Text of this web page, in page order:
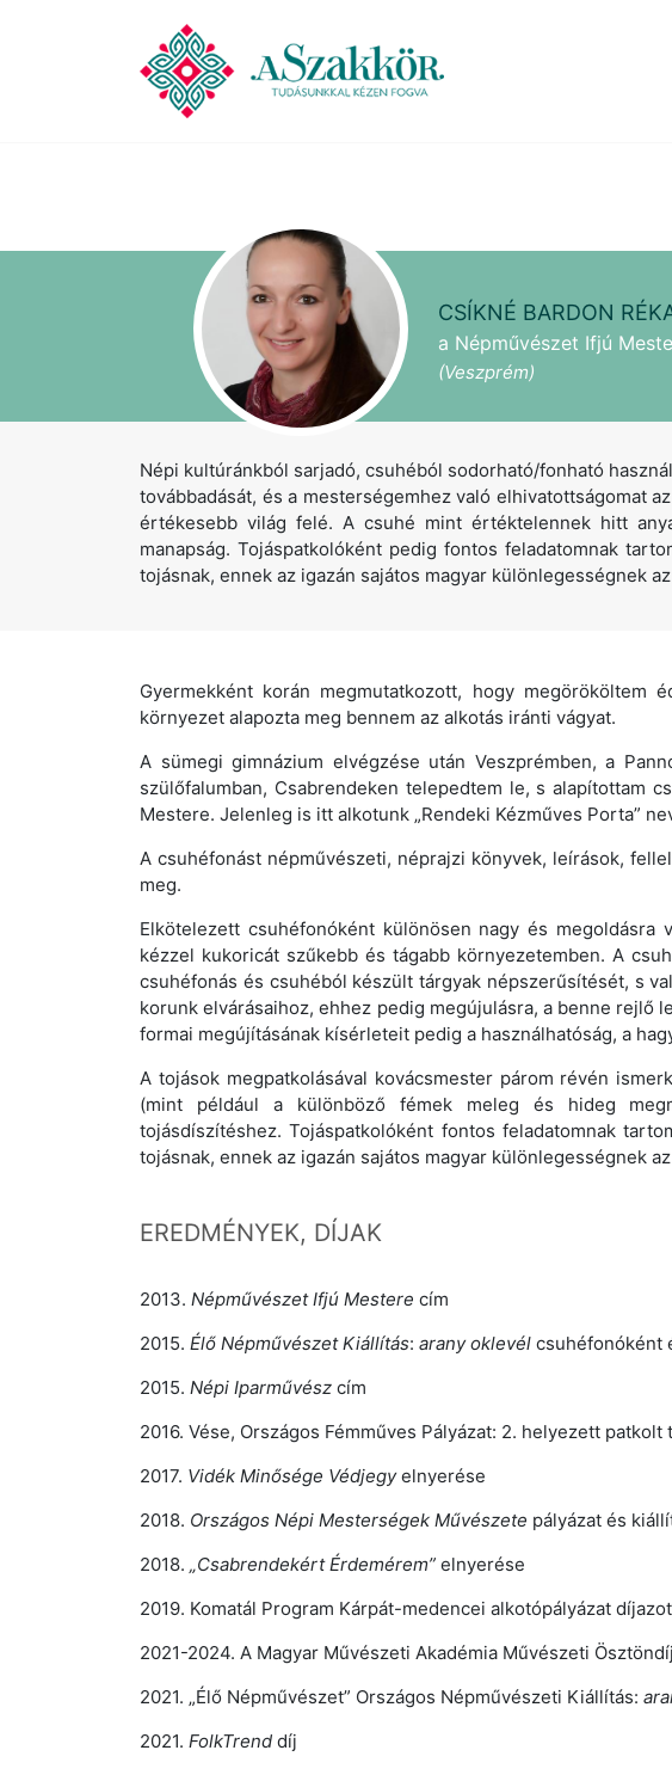
CSÍKNÉ BARDON
a Népművészet Ifjú
(Veszprém)
Népi kultúránkból sarjadó, csuhéból sodorható/fonható
továbbadását, és a mesterségemhez való elhivatottságomat
értékesebb világ felé. A csuhé mint értéktelennek hitt
manapság. Tojáspatkolóként pedig fontos feladatomnak
tojásnak, ennek az igazán sajátos magyar különlegességnek
Gyermekként korán megmutatkozott, hogy megörököltem
környezet alapozta meg bennem az alkotás iránti vágyat.
A sümegi gimnázium elvégzése után Veszprémben, a
szülőfalumban, Csabrendeken telepedtem le, s alapítottam
Mestere. Jelenleg is itt alkotunk „Rendeki Kézműves Porta”
A csuhéfonást népművészeti, néprajzi könyvek, leírások,
meg.
Elkötelezett csuhéfonóként különösen nagy és
kézzel kukoricát szűkebb és tágabb környezetemben. A
csuhéfonás és csuhéból készült tárgyak népszerűsítését, s
korunk elvárásaihoz, ehhez pedig megújulásra, a benne
formai megújításának kísérleteit pedig a használhatóság, a
A tojások megpatkolásával kovácsmester párom révén
(mint például a különböző fémek meleg és hideg
tojásdíszítéshez. Tojáspatkolóként fontos feladatomnak
tojásnak, ennek az igazán sajátos magyar különlegességnek
EREDMÉNYEK, DÍJAK
2013. Népművészet Ifjú Mestere cím
2015. Élő Népművészet Kiállítás: arany oklevél csuhéfonóként
2015. Népi Iparművész cím
2016. Vése, Országos Fémműves Pályázat: 2. helyezett patkolt
2017. Vidék Minősége Védjegyelnyerése
2018. Országos Népi Mesterségek Művészete pályázat és
2018. „Csabrendekért Érdemérem” elnyerése
2019. Komatál Program Kárpát-medencei alkotópályázat
2021-2024. A Magyar Művészeti Akadémia Művészeti
2021. „Élő Népművészet” Országos Népművészeti Kiállítás:
2021. FolkTrend díj